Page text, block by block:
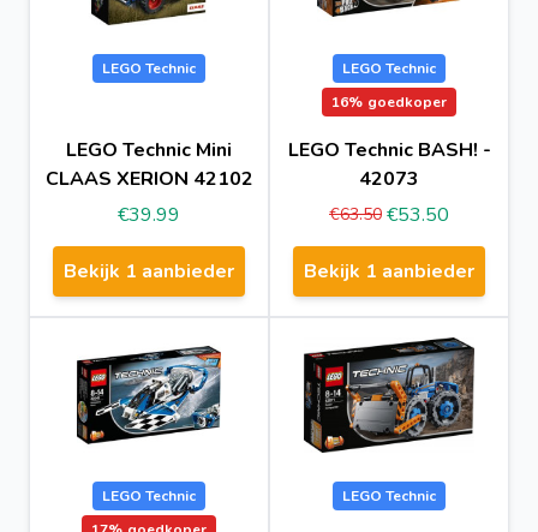
LEGO Technic
LEGO Technic Mini
CLAAS XERION 42102
€39.99
Bekijk 1 aanbieder
LEGO Technic
16% goedkoper
LEGO Technic BASH! -
42073
€63.50 €53.50
Bekijk 1 aanbieder
LEGO Technic
LEGO Technic